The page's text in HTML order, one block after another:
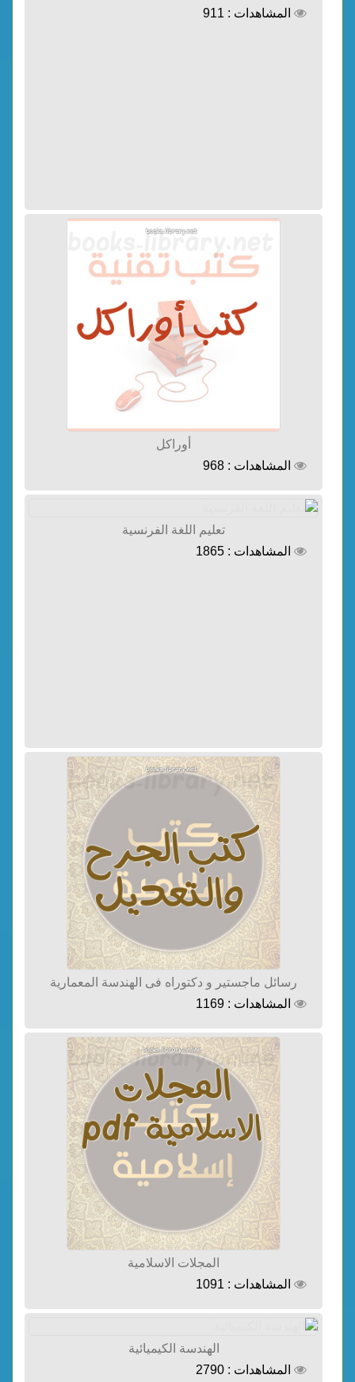
المشاهدات : 911
أوراكل
المشاهدات : 968
تعليم اللغة الفرنسية
المشاهدات : 1865
رسائل ماجستير و دكتوراه فى الهندسة المعمارية
المشاهدات : 1169
المجلات الاسلامية
المشاهدات : 1091
الهندسة الكيميائية
المشاهدات : 2790